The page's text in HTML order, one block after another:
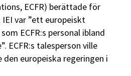
ECFR) berättade för
var ”ett europeiskt
ECFR:s personal ibland
ECFR:s talesperson ville
europeiska regeringen i